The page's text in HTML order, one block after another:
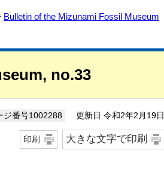
Bulletin of the Mizunami Fossil Museum
no.33
ジ番号1002288 更新日 令和2年2月19日
印刷 大きな文字で印刷